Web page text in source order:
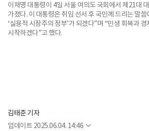
이재명 대통령이 4일 서울 여의도 국회에서 제21대
가졌다. 이 대통령은 취임 선서 후 국민께 드리는 말
‘실용적 시장주의 정부’가 되겠다”며 “민생 회복과
시작하겠다”고 했다.
김태준 기자
업데이트 2025.06.04. 14:46